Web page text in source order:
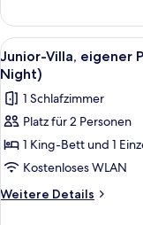
credit
per
Night)
anzeigen
Zimmer
(THB
1,500
Net
Resort
credit
per
Alle
Fotos
für
Junior-
Villa,
eigener
Pool
(THB
5
Junior-Villa, eigener
Night)
1 Schlafzimmer
Platz für 2 Personen
1 King-Bett und 1
Kostenloses WLAN
Weitere Details
Weitere